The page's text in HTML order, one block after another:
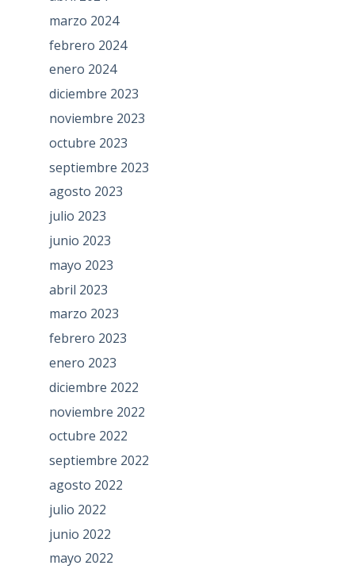
marzo 2024
febrero 2024
enero 2024
diciembre 2023
noviembre 2023
octubre 2023
septiembre 2023
agosto 2023
julio 2023
junio 2023
mayo 2023
abril 2023
marzo 2023
febrero 2023
enero 2023
diciembre 2022
noviembre 2022
octubre 2022
septiembre 2022
agosto 2022
julio 2022
junio 2022
mayo 2022